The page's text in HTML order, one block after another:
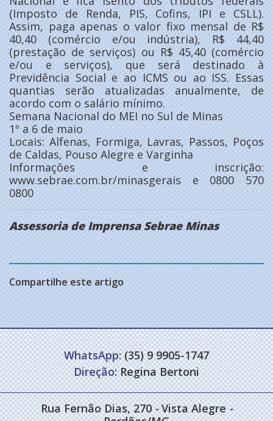
(Imposto de Renda, PIS, Cofins, IPI e CSLL).
Assim, paga apenas o valor fixo mensal de R$
40,40 (comércio e/ou indústria), R$ 44,40
(prestação de serviços) ou R$ 45,40 (comércio
e/ou e serviços), que será destinado à
Previdência Social e ao ICMS ou ao ISS. Essas
quantias serão atualizadas anualmente, de
acordo com o salário mínimo.
Semana Nacional do MEI no Sul de Minas
1º a 6 de maio
Locais: Alfenas, Formiga, Lavras, Passos, Poços
de Caldas, Pouso Alegre e Varginha
Informações e inscrição:
www.sebrae.com.br/minasgerais e 0800 570
0800
Assessoria de Imprensa Sebrae Minas
Compartilhe este artigo
WhatsApp:(35) 9 9905-1747
Direção:Regina Bertoni
Rua Fernão Dias, 270- Vista Alegre-